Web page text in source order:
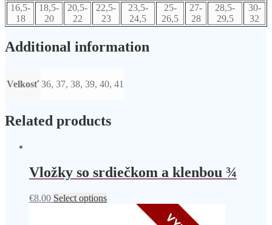
16,5-
18
18,5-
20
20,5-
22
22,5-
23
23,5-
24,5
25-
26,5
27-
28
28,5-
29,5
30-
32
Additional information
Velkosť 36, 37, 38, 39, 40, 41
Related products
Vložky so srdiečkom a klenbou ¾
€8.00 Select options